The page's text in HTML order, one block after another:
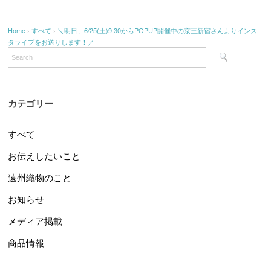
Home ›すべて › ＼明日、6/25(土)9:30からPOPUP開催中の京王新宿さんよりインス
タライブをお送りします！／
カテゴリー
すべて
お伝えしたいこと
遠州織物のこと
お知らせ
メディア掲載
商品情報